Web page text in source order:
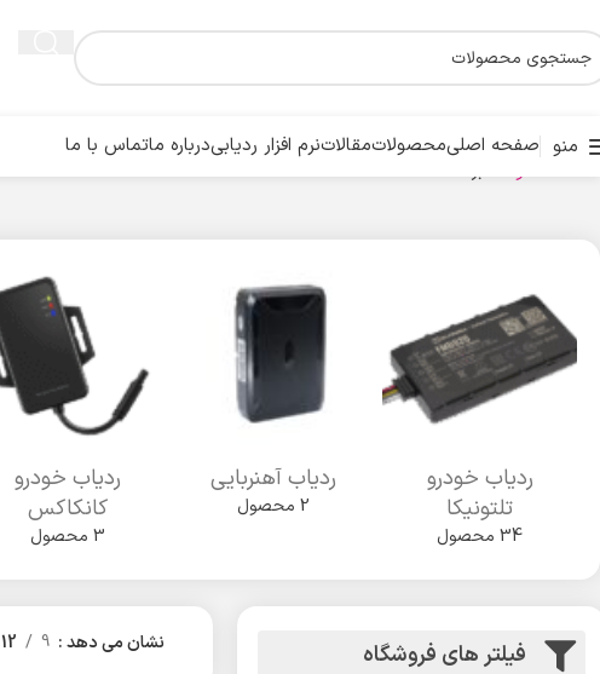
منو صفحه اصلیمحصولاتمقالاتنرم افزار ردیابیدرباره ماتماس با ما
خانه محصولات برگه 3
ردیاب خودرو
تلتونیکا
34 محصول
ردیاب آهنربایی
2 محصول
ردیاب خودرو
کانکاکس
3 محصول
فیلتر های فروشگاه نشان می دهد 9
12